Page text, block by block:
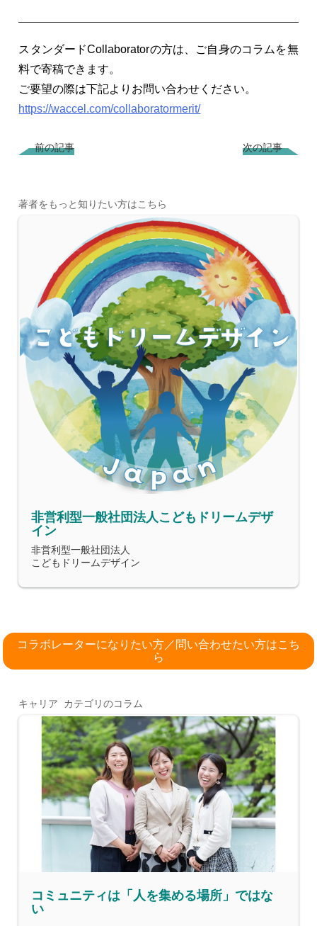
スタンダードCollaboratorの方は、ご自身のコラムを無
料で寄稿できます。
ご要望の際は下記よりお問い合わせください。
https://waccel.com/collaboratormerit/
前の記事 次の記事
著者をもっと知りたい方はこちら
非営利型一般社団法人こどもドリームデザ
イン
非営利型一般社団法人
こどもドリームデザイン
コラボレーターになりたい方／問い合わせたい方はこち
ら
キャリア カテゴリのコラム
コミュニティは「人を集める場所」ではな
い